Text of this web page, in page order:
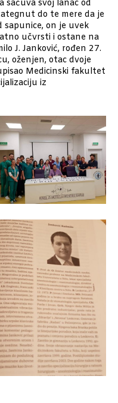
sačuva svoj lanac od
do te mere da je
sapunice, on je uvek
učvrsti i ostane na
J. Janković, rođen 27.
oženjen, otac dvoje
Medicinski fakultet
iz